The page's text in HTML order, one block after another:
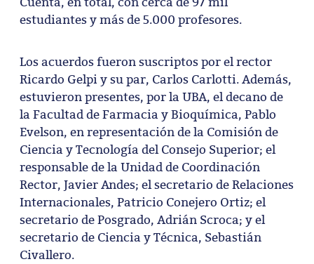
estudiantes y más de 5.000 profesores.
Los acuerdos fueron suscriptos por el rector
Ricardo Gelpi y su par, Carlos Carlotti. Además,
estuvieron presentes, por la UBA, el decano de
la Facultad de Farmacia y Bioquímica, Pablo
Evelson, en representación de la Comisión de
Ciencia y Tecnología del Consejo Superior; el
responsable de la Unidad de Coordinación
Rector, Javier Andes; el secretario de Relaciones
Internacionales, Patricio Conejero Ortiz; el
secretario de Posgrado, Adrián Scroca; y el
secretario de Ciencia y Técnica, Sebastián
Civallero.